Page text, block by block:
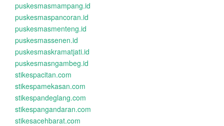
puskesmasmampang.id
puskesmaspancoran.id
puskesmasmenteng.id
puskesmassenen.id
puskesmaskramatjati.id
puskesmasngambeg.id
stikespacitan.com
stikespamekasan.com
stikespandeglang.com
stikespangandaran.com
stikesacehbarat.com